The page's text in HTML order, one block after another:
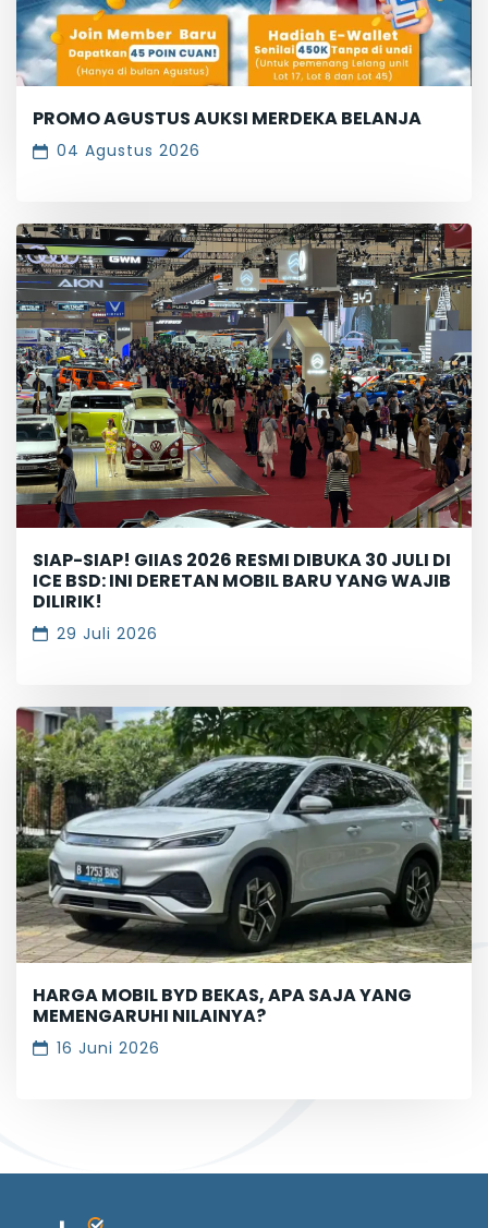
PROMO AGUSTUS AUKSI MERDEKA BELANJA
04 Agustus 2026
SIAP-SIAP! GIIAS 2026 RESMI DIBUKA 30 JULI DI
ICE BSD: INI DERETAN MOBIL BARU YANG WAJIB
DILIRIK!
29 Juli 2026
HARGA MOBIL BYD BEKAS, APA SAJA YANG
MEMENGARUHI NILAINYA?
16 Juni 2026